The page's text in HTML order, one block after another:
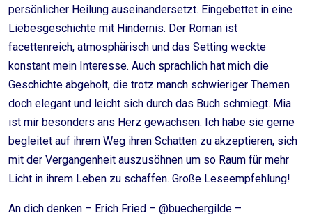
persönlicher Heilung auseinandersetzt. Eingebettet in eine
Liebesgeschichte mit Hindernis. Der Roman ist
facettenreich, atmosphärisch und das Setting weckte
konstant mein Interesse. Auch sprachlich hat mich die
Geschichte abgeholt, die trotz manch schwieriger Themen
doch elegant und leicht sich durch das Buch schmiegt. Mia
ist mir besonders ans Herz gewachsen. Ich habe sie gerne
begleitet auf ihrem Weg ihren Schatten zu akzeptieren, sich
mit der Vergangenheit auszusöhnen um so Raum für mehr
Licht in ihrem Leben zu schaffen. Große Leseempfehlung!
An dich denken – Erich Fried – @buechergilde –